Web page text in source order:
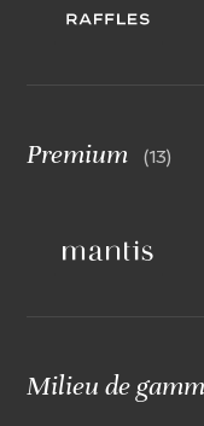
Premium (13)
Milieu de